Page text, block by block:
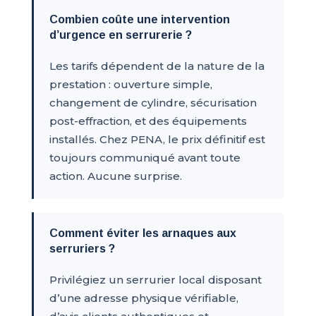
Combien coûte une intervention
d’urgence en serrurerie ?
Les tarifs dépendent de la nature de la
prestation : ouverture simple,
changement de cylindre, sécurisation
post-effraction, et des équipements
installés. Chez PENA, le prix définitif est
toujours communiqué avant toute
action. Aucune surprise.
Comment éviter les arnaques aux
serruriers ?
Privilégiez un serrurier local disposant
d’une adresse physique vérifiable,